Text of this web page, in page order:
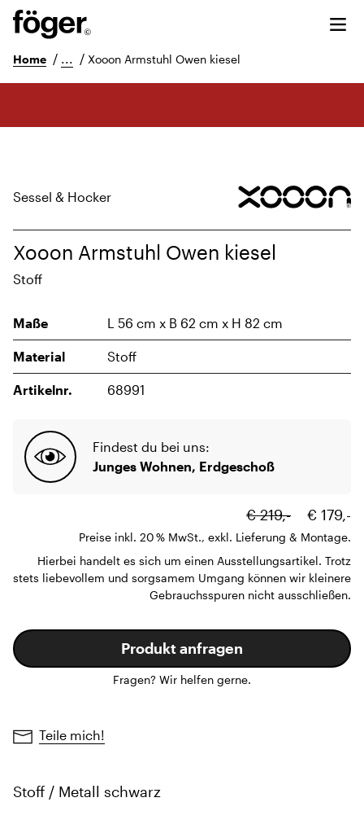
Home / ... / Xooon Armstuhl Owen kiesel
Sessel & Hocker
Xooon Armstuhl Owen kiesel
Stoff
Maße L 56 cm x B 62 cm x H 82 cm
Material Stoff
Artikelnr. 68991
Findest du bei uns:
Junges Wohnen, Erdgeschoß
€ 219,- € 179,-
Preise inkl. 20 % MwSt., exkl. Lieferung & Montage.
Hierbei handelt es sich um einen Ausstellungsartikel. Trotz
stets liebevollem und sorgsamem Umgang können wir kleinere
Gebrauchsspuren nicht ausschließen.
Produkt anfragen
Fragen? Wir helfen gerne.
Teile mich!
Stoff / Metall schwarz